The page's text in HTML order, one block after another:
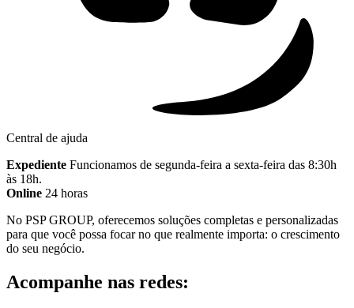
Central de ajuda
Expediente Funcionamos de segunda-feira a sexta-feira das 8:30h
às 18h.
Online 24 horas
No PSP GROUP, oferecemos soluções completas e personalizadas
para que você possa focar no que realmente importa: o crescimento
do seu negócio.
Acompanhe nas redes: